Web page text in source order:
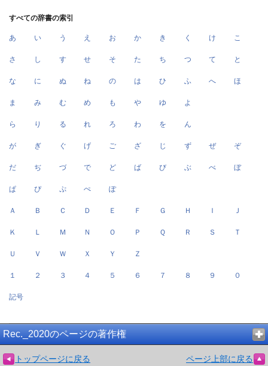
すべての辞書の索引
あ い う え お か き く け こ
さ し す せ そ た ち つ て と
な に ぬ ね の は ひ ふ へ ほ
ま み む め も や ゆ よ
ら り る れ ろ わ を ん
が ぎ ぐ げ ご ざ じ ず ぜ ぞ
だ ぢ づ で ど ば び ぶ べ ぼ
ぱ ぴ ぷ ぺ ぽ
Ａ Ｂ Ｃ Ｄ Ｅ Ｆ Ｇ Ｈ Ｉ Ｊ
Ｋ Ｌ Ｍ Ｎ Ｏ Ｐ Ｑ Ｒ Ｓ Ｔ
Ｕ Ｖ Ｗ Ｘ Ｙ Ｚ
１ ２ ３ ４ ５ ６ ７ ８ ９ ０
記号
Rec._2020のページの著作権
トップページに戻る ページ上部に戻る